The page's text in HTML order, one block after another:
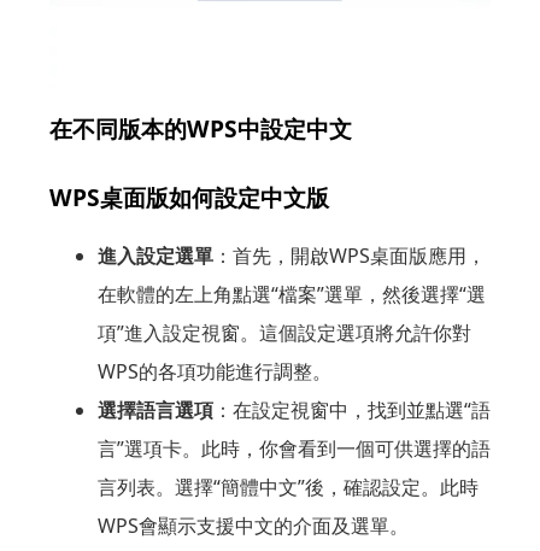
在不同版本的WPS中設定中文
WPS桌面版如何設定中文版
進入設定選單：首先，開啟WPS桌面版應用，
在軟體的左上角點選“檔案”選單，然後選擇“選
項”進入設定視窗。這個設定選項將允許你對
WPS的各項功能進行調整。
選擇語言選項：在設定視窗中，找到並點選“語
言”選項卡。此時，你會看到一個可供選擇的語
言列表。選擇“簡體中文”後，確認設定。此時
WPS會顯示支援中文的介面及選單。